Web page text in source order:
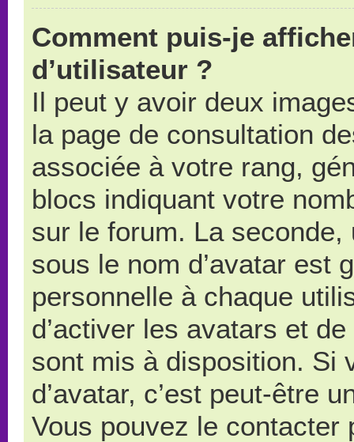
Comment puis-je
d’utilisateur ?
Il peut y avoir deux
la page de consultation
associée à votre rang,
blocs indiquant votre
sur le forum. La
sous le nom d’avatar est
personnelle à chaque
d’activer les avatars et
sont mis à disposition. Si
d’avatar, c’est peut-être
Vous pouvez le contacter